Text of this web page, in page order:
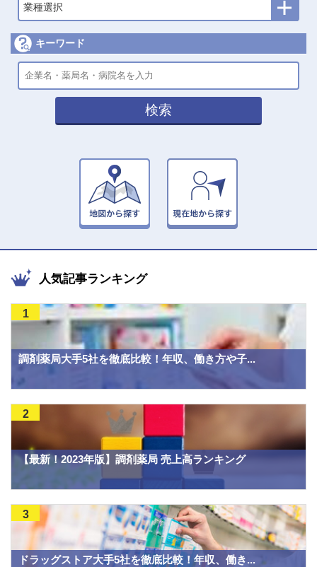
業種選択
キーワード
検索
人気記事ランキング
調剤薬局大手5社を徹底比較！年収、働き方や子...
1
【最新！2023年版】調剤薬局 売上高ランキング
2
ドラッグストア大手5社を徹底比較！年収、働き...
3